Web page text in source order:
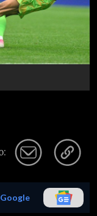
Google